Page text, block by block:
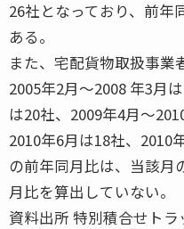
26社となっており、前年
ある。
また、宅配貨物取扱事業
2005年2月〜2008 年3月
は20社、2009年4月〜
2010年6月は18社、2010
の前年同月比は、当該月
月比を算出していない。
資料出所 特別積合せト